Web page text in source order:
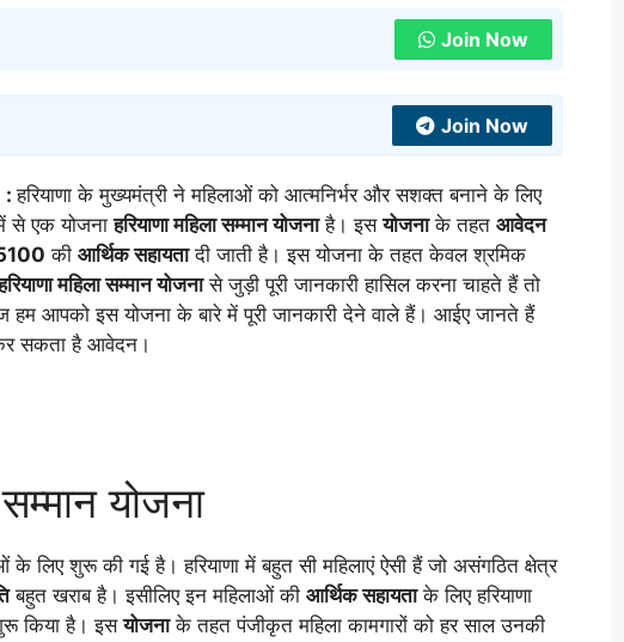
Join Now
Join Now
:हरियाणा के मुख्यमंत्री ने महिलाओं को आत्मनिर्भर और सशक्त बनाने के लिए
से एक योजनाहरियाणा महिला सम्मान योजनाहै। इसयोजनाके तहत आवेदन
की आर्थिक सहायतादी जाती है। इस योजना के तहत केवल श्रमिक
महिला सम्मान योजनासे जुड़ी पूरी जानकारी हासिल करना चाहते हैं तो
आपको इस योजना के बारे में पूरी जानकारी देने वाले हैं। आईए जानते हैं
सकता है आवेदन।
योजना
लिए शुरू की गई है। हरियाणा में बहुत सी महिलाएं ऐसी हैं जो असंगठित क्षेत्र
बहुत खराब है। इसीलिए इन महिलाओं की आर्थिक सहायताके लिए हरियाणा
किया है। इसयोजनाके तहत पंजीकृत महिला कामगारों को हर साल उनकी